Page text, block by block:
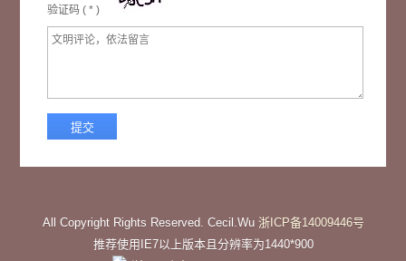
验证码 (*)
All Copyright Rights Reserved. Cecil.Wu 浙ICP备14009446号
推荐使用IE7以上版本且分辨率为1440*900